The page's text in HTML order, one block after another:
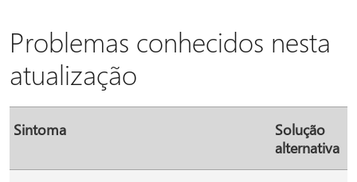
Problemas conhecidos nesta
atualização
Sintoma
Solução
alternativa